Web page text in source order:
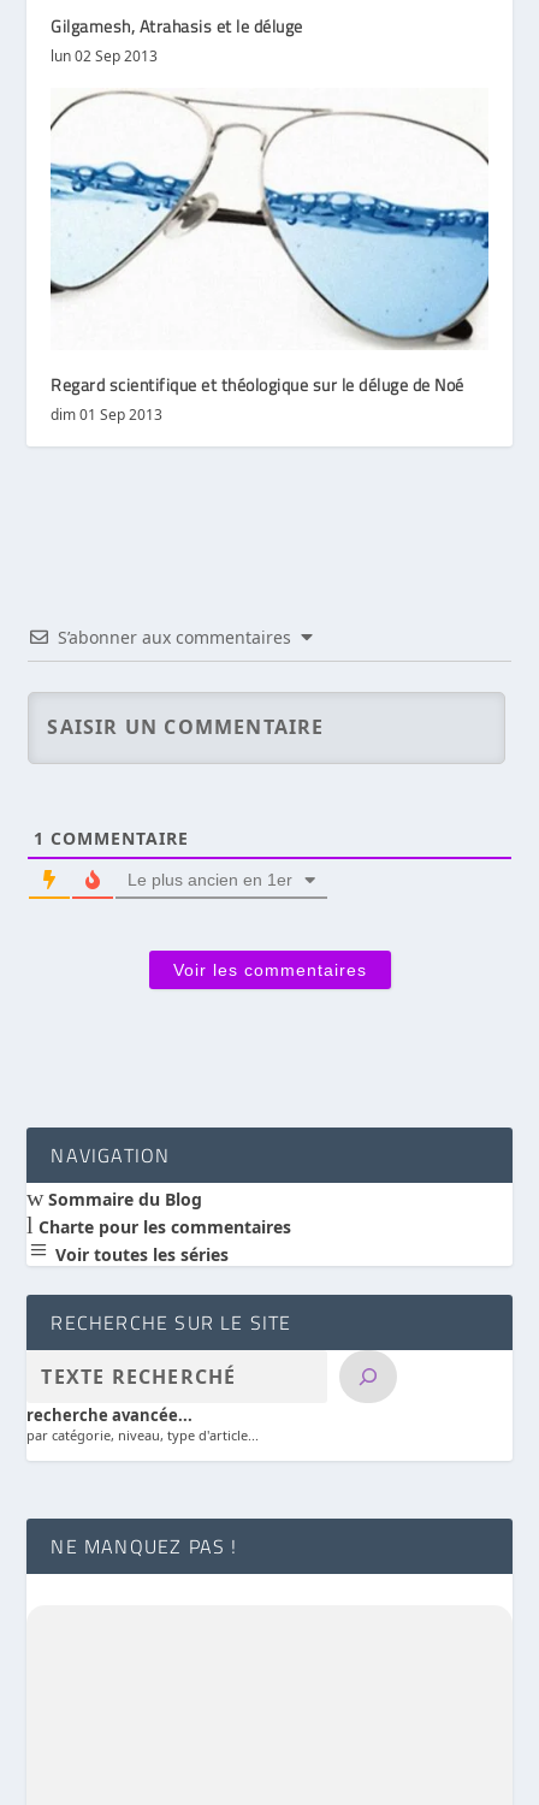
Gilgamesh, Atrahasis et le déluge
lun 02 Sep 2013
Regard scientifique et théologique sur le déluge de Noé
dim 01 Sep 2013
S’abonner aux commentaires
1 COMMENTAIRE
Le plus ancien en 1er
Voir les commentaires
NAVIGATION
wSommaire du Blog
l Charte pour les commentaires
a Voir toutes les séries
RECHERCHE SUR LE SITE
recherche avancée...
par catégorie, niveau, type d'article...
NE MANQUEZ PAS !